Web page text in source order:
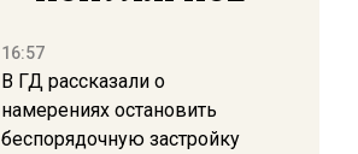
16:57
В ГД рассказали о
намерениях остановить
беспорядочную застройку